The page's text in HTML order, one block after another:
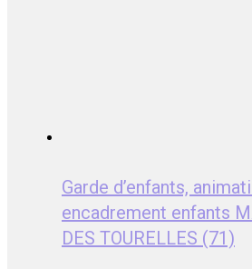
Garde d’enfants,
encadrement enfants
DES TOURELLES (71)